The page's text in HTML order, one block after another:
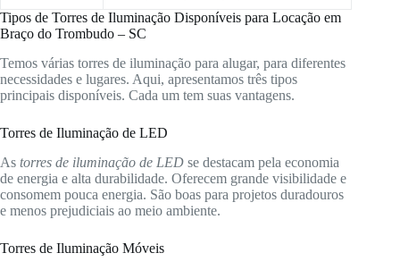
Tipos de Torres de Iluminação Disponíveis para Locação em
Braço do Trombudo – SC
Temos várias torres de iluminação para alugar, para diferentes
necessidades e lugares. Aqui, apresentamos três tipos
principais disponíveis. Cada um tem suas vantagens.
Torres de Iluminação de LED
As torres de iluminação de LED se destacam pela economia
de energia e alta durabilidade. Oferecem grande visibilidade e
consomem pouca energia. São boas para projetos duradouros
e menos prejudiciais ao meio ambiente.
Torres de Iluminação Móveis